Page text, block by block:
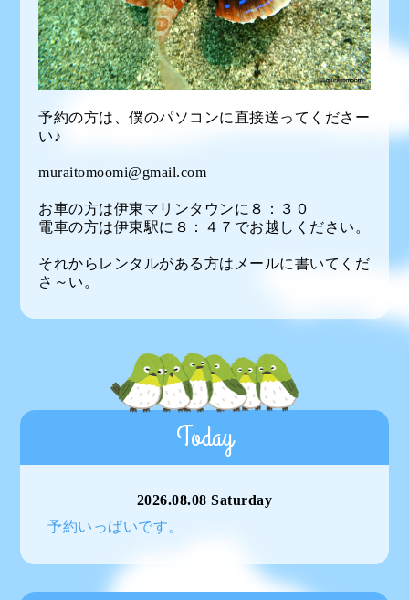
予約の方は、僕のパソコンに直接送ってくださー
い♪
muraitomoomi@gmail.com
お車の方は伊東マリンタウンに８：３０
電車の方は伊東駅に８：４７でお越しください。
それからレンタルがある方はメールに書いてくだ
さ～い。
Today
2026.08.08 Saturday
予約いっぱいです。